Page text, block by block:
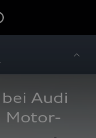
Audi
Motor-